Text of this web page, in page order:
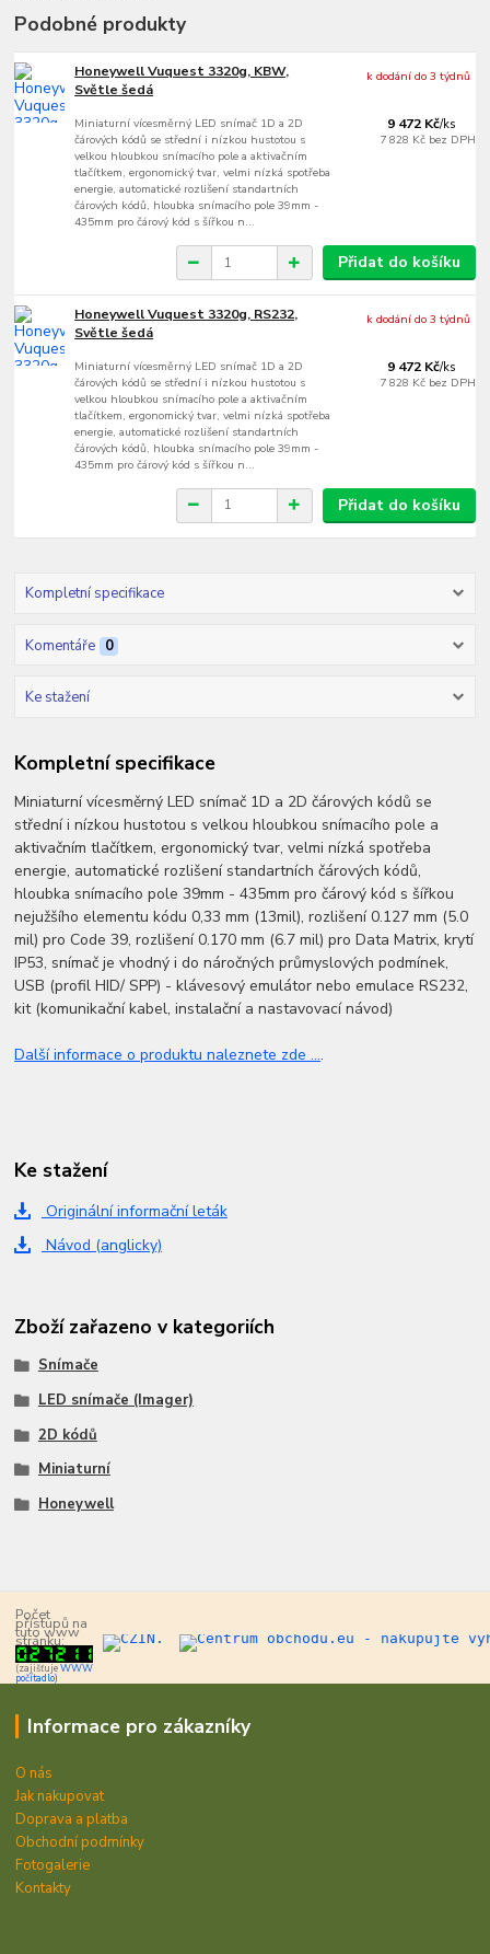
Podobné produkty
Honeywell Vuquest 3320g, KBW,
Světle šedá
Miniaturní vícesměrný LED snímač 1D a 2D
čárových kódů se střední i nízkou hustotou s
velkou hloubkou snímacího pole a aktivačním
tlačítkem, ergonomický tvar, velmi nízká spotřeba
energie, automatické rozlišení standartních
čárových kódů, hloubka snímacího pole 39mm -
435mm pro čárový kód s šířkou n...
9 472 Kč/ks
7 828 Kč bez DPH
k dodání do 3 týdnů
Přidat do košíku
Honeywell Vuquest 3320g, RS232,
Světle šedá
Miniaturní vícesměrný LED snímač 1D a 2D
čárových kódů se střední i nízkou hustotou s
velkou hloubkou snímacího pole a aktivačním
tlačítkem, ergonomický tvar, velmi nízká spotřeba
energie, automatické rozlišení standartních
čárových kódů, hloubka snímacího pole 39mm -
435mm pro čárový kód s šířkou n...
9 472 Kč/ks
7 828 Kč bez DPH
k dodání do 3 týdnů
Přidat do košíku
Kompletní specifikace
Komentáře 0
Ke stažení
Kompletní specifikace
Miniaturní vícesměrný LED snímač 1D a 2D čárových kódů se
střední i nízkou hustotou s velkou hloubkou snímacího pole a
aktivačním tlačítkem, ergonomický tvar, velmi nízká spotřeba
energie, automatické rozlišení standartních čárových kódů,
hloubka snímacího pole 39mm - 435mm pro čárový kód s šířkou
nejužšího elementu kódu 0,33 mm (13mil), rozlišení 0.127 mm (5.0
mil) pro Code 39, rozlišení 0.170 mm (6.7 mil) pro Data Matrix, krytí
IP53, snímač je vhodný i do náročných průmyslových podmínek,
USB (profil HID/ SPP) - klávesový emulátor nebo emulace RS232,
kit (komunikační kabel, instalační a nastavovací návod)
Další informace o produktu naleznete zde ....
Ke stažení
Originální informační leták
Návod (anglicky)
Zboží zařazeno v kategoriích
Snímače
LED snímače (Imager)
2D kódů
Miniaturní
Honeywell
Počet
přístupů na
tuto www
stránku:
(zajišťujeWWW
počítadlo)
Informace pro zákazníky
O nás
Jak nakupovat
Doprava a platba
Obchodní podmínky
Fotogalerie
Kontakty